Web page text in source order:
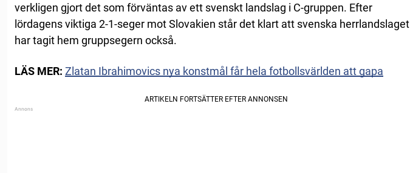
verkligen gjort det som förväntas av ett svenskt landslag i C-gruppen. Efter
lördagens viktiga 2-1-seger mot Slovakien står det klart att svenska herrlandslaget
har tagit hem gruppsegern också.
LÄS MER: Zlatan Ibrahimovics nya konstmål får hela fotbollsvärlden att gapa